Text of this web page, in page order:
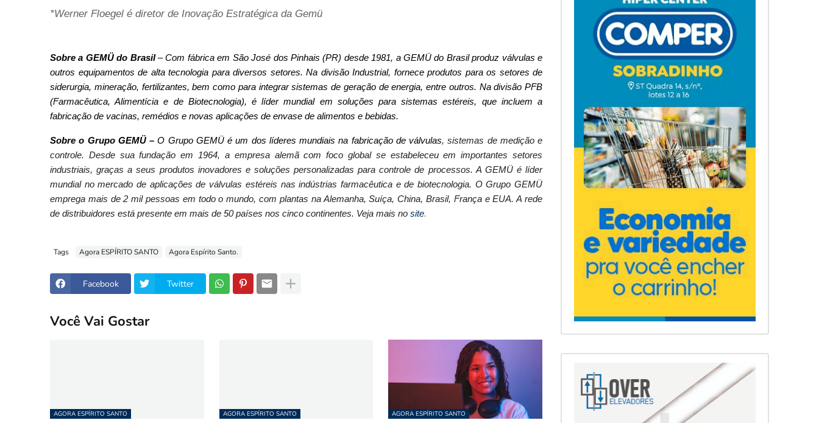
*Werner Floegel é diretor de Inovação Estratégica da Gemü
Sobre a GEMÜ do Brasil– Com fábrica em São José dos Pinhais (PR) desde 1981, a GEMÜ do Brasil produz válvulas e
outros equipamentos de alta tecnologia para diversos setores. Na divisão Industrial, fornece produtos para os setores de
siderurgia, mineração, fertilizantes, bem como para integrar sistemas de geração de energia, entre outros. Na divisão PFB
(Farmacêutica, Alimentícia e de Biotecnologia), é líder mundial em soluções para sistemas estéreis, que incluem a
fabricação de vacinas, remédios e novas aplicações de envase de alimentos e bebidas.
Sobre o Grupo GEMÜ – O Grupo GEMÜ é um dos líderes mundiais na fabricação de válvulas, sistemas de medição e
controle. Desde sua fundação em 1964, a empresa alemã com foco global se estabeleceu em importantes setores
industriais, graças a seus produtos inovadores e soluções personalizadas para controle de processos. A GEMÜ é líder
mundial no mercado de aplicações de válvulas estéreis nas indústrias farmacêutica e de biotecnologia. O Grupo GEMÜ
emprega mais de 2 mil pessoas em todo o mundo, com plantas na Alemanha, Suíça, China, Brasil, França e EUA. A rede
de distribuidores está presente em mais de 50 países nos cinco continentes. Veja mais no site.
Tags Agora ESPÍRITO SANTO Agora Espírito Santo.
Facebook Twitter
Você Vai Gostar
AGORA ESPÍRITO SANTO AGORA ESPÍRITO SANTO AGORA ESPÍRITO SANTO